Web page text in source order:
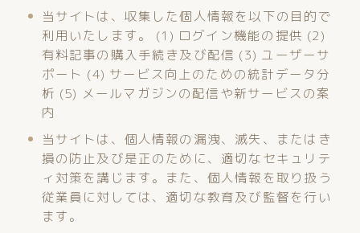
当サイトは、収集した個人情報を以下の目的で
利用いたします。 (1) ログイン機能の提供 (2)
有料記事の購入手続き及び配信 (3) ユーザーサ
ポート (4) サービス向上のための統計データ分
析 (5) メールマガジンの配信や新サービスの案
内
当サイトは、個人情報の漏洩、滅失、またはき
損の防止及び是正のために、適切なセキュリテ
ィ対策を講じます。また、個人情報を取り扱う
従業員に対しては、適切な教育及び監督を行い
ます。